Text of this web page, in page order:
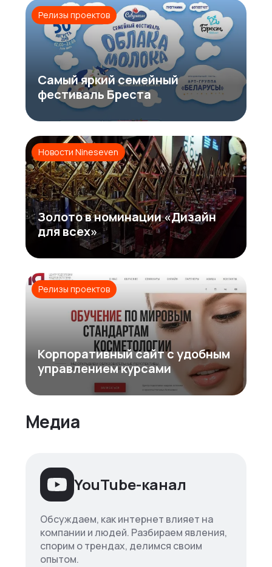
Релизы проектов
Самый яркий семейный
фестиваль Бреста
Новости Nineseven
Золото в номинации «Дизайн
для всех»
Релизы проектов
Корпоративный сайт с удобным
управлением курсами
Медиа
YouTube-канал
Обсуждаем, как интернет влияет на
компании и людей. Разбираем явления,
спорим о трендах, делимся своим
опытом.